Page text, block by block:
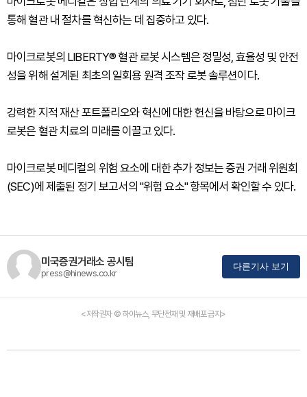
통해 혈관 내 절차를 혁신하는 데 집중하고 있다.
마이크로봇의 LIBERTY® 혈관 로봇 시스템은 정밀성, 효율성 및 안전
성을 위해 설계된 최초의 일회용 원격 조작 로봇 솔루션이다.
강력한 지적 재산 포트폴리오와 혁신에 대한 헌신을 바탕으로 마이크
로봇은 혈관 치료의 미래를 이끌고 있다.
마이크로봇 메디컬의 위험 요소에 대한 추가 정보는 증권 거래 위원회
(SEC)에 제출된 정기 보고서의 "위험 요소" 항목에서 확인할 수 있다.
미국증권거래소 공시팀
press@hinews.co.kr
다른기사 보기
<저작권자 © 하이뉴스, 무단전재 및 재배포 금지>